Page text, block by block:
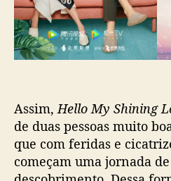
Assim,Hello My Shining
de duas pessoas muito
que com feridas e
começam uma jornada